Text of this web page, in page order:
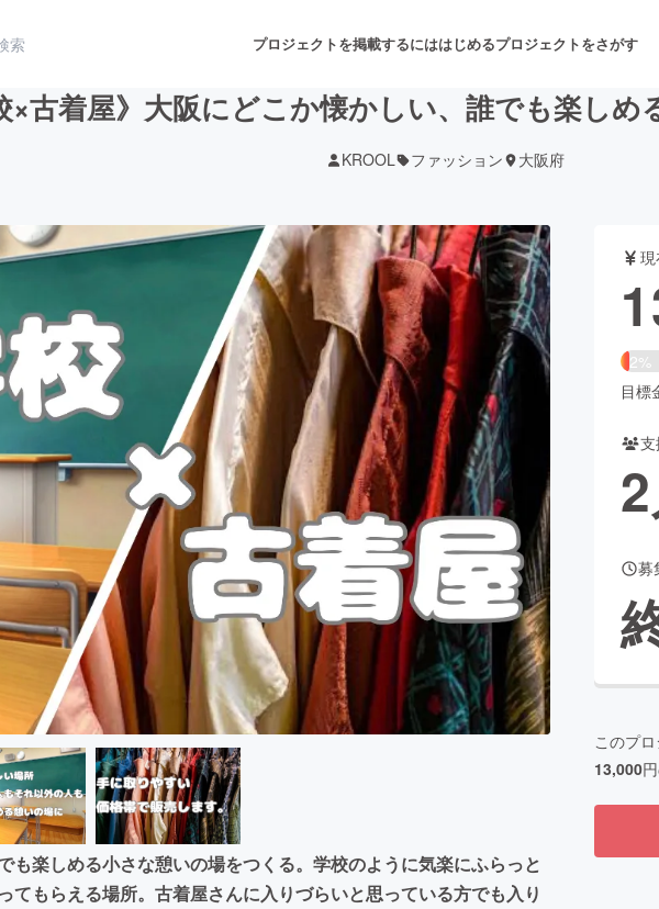
プロジェクトを掲載するにははじめるプロジェクトをさがす
音楽 舞台・パフォーマン
・ガジェット ゲーム・サービス開発 フード・飲食店
書籍・雑誌出版 アニメ・漫画
業 チャレンジ ビューティー・ヘ
CAMPFIRE for Social Good CAMPFIRE Creation
CAMPFIREふるさと納税machi-yaコミュニティ
×古着屋》大阪にどこか懐かしい、誰でも楽しめ
KROOL ファッション 大阪府
も楽しめる小さな憩いの場をつくる。学校のように気楽にふらっと
てもらえる場所。古着屋さんに入りづらいと思っている方でも入り
2%
目標
2
募
このプロ
13,000